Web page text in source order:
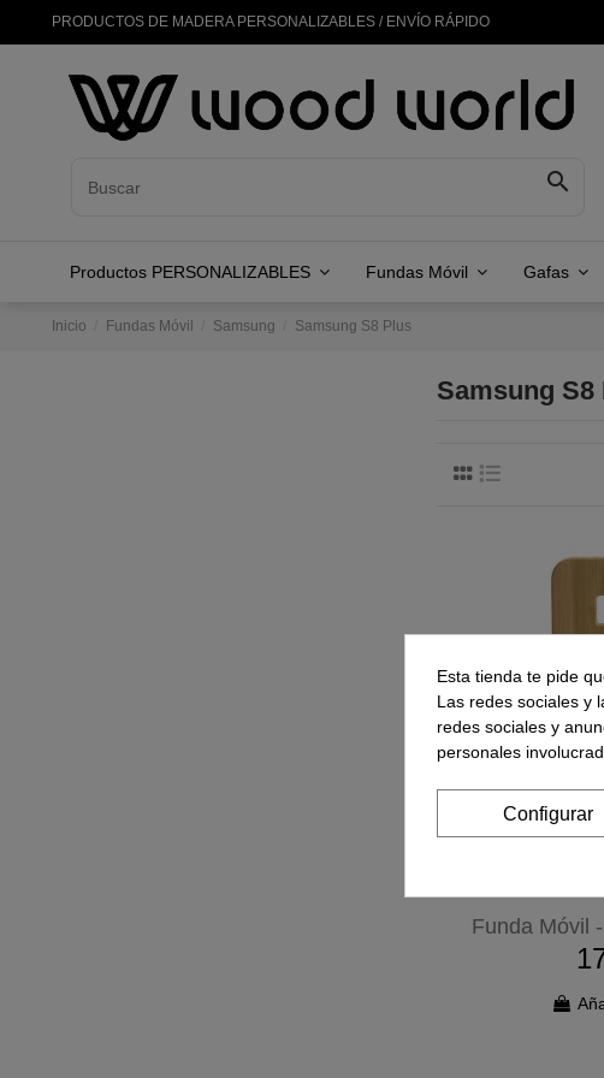
PRODUCTOS DE MADERA PERSONALIZABLES / ENVÍO RÁPIDO

Productos PERSONALIZABLES Fundas Móvil Gafas
Inicio Fundas Móvil Samsung Samsung S8 Plus
Samsung S8
Funda Móvil
Esta tienda te pide
Las redes sociales y
redes sociales y
personales
Configurar